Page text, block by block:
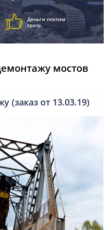
Деньги платим
сразу.
мостов
(заказ от 13.03.19)